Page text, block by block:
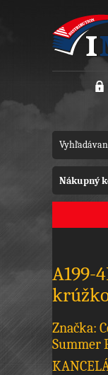
Nákupný
A199-
Značka:
Summer